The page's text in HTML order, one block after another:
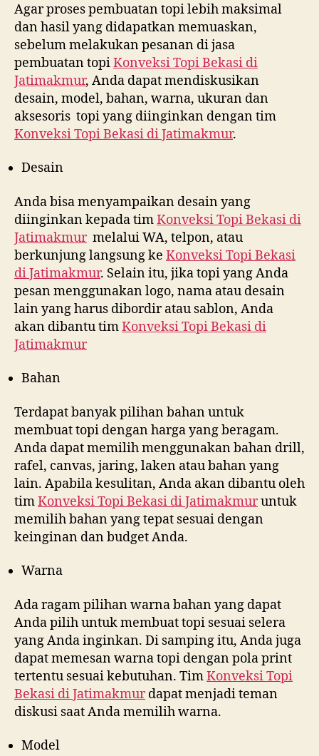
Agar proses pembuatan topi lebih maksimal
dan hasil yang didapatkan memuaskan,
sebelum melakukan pesanan di jasa
pembuatan topiKonveksi Topi Bekasi di
Jatimakmur, Anda dapat mendiskusikan
desain, model, bahan, warna, ukuran dan
aksesoris topi yang diinginkan dengan tim
Konveksi Topi Bekasi diJatimakmur.
Desain
Anda bisa menyampaikan desain yang
diinginkan kepada timKonveksi Topi Bekasi di
Jatimakmurmelalui WA, telpon, atau
berkunjung langsung ke Konveksi Topi Bekasi
diJatimakmur. Selain itu, jika topi yang Anda
pesan menggunakan logo, nama atau desain
lain yang harus dibordir atau sablon, Anda
akan dibantu timKonveksi Topi Bekasi di
Jatimakmur
Bahan
Terdapat banyak pilihan bahan untuk
membuat topi dengan harga yang beragam.
Anda dapat memilih menggunakan bahan drill,
rafel, canvas, jaring, laken atau bahan yang
lain. Apabila kesulitan, Anda akan dibantu oleh
timKonveksi Topi Bekasi diJatimakmuruntuk
memilih bahan yang tepat sesuai dengan
keinginan dan budget Anda.
Warna
Ada ragam pilihan warna bahan yang dapat
Anda pilih untuk membuat topi sesuai selera
yang Anda inginkan. Di samping itu, Anda juga
dapat memesan warna topi dengan pola print
tertentu sesuai kebutuhan. TimKonveksi Topi
Bekasi diJatimakmurdapat menjadi teman
diskusi saat Anda memilih warna.
Model